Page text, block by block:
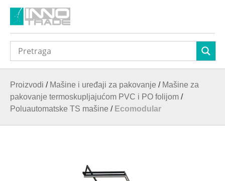
Proizvodi / Mašine i uređaji za pakovanje / Mašine za
pakovanje termoskupljajućom PVC i PO folijom /
Poluautomatske TS mašine / Ecomodular